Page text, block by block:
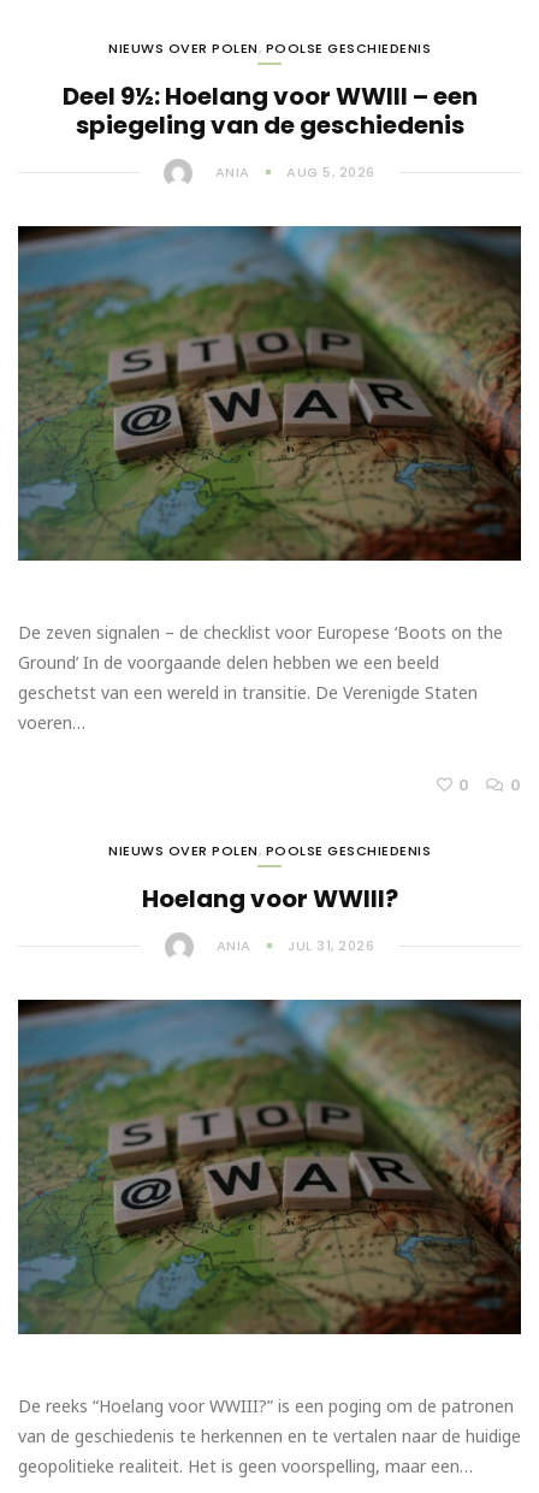
NIEUWS OVER POLEN, POOLSE GESCHIEDENIS
Deel 9½: Hoelang voor WWIII – een
spiegeling van de geschiedenis
ANIA AUG 5, 2026
De zeven signalen – de checklist voor Europese ‘Boots on the
Ground’ In de voorgaande delen hebben we een beeld
geschetst van een wereld in transitie. De Verenigde Staten
voeren…
0 0
NIEUWS OVER POLEN, POOLSE GESCHIEDENIS
Hoelang voor WWIII?
ANIA JUL 31, 2026
De reeks “Hoelang voor WWIII?” is een poging om de patronen
van de geschiedenis te herkennen en te vertalen naar de huidige
geopolitieke realiteit. Het is geen voorspelling, maar een…